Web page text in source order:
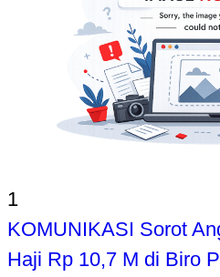
1
KOMUNIKASI Sorot
Haji Rp 10,7 M di Biro